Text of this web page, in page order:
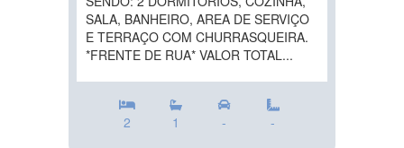
SALA, BANHEIRO, AREA DE SERVIÇO
E TERRAÇO COM CHURRASQUEIRA.
*FRENTE DE RUA* VALOR TOTAL...
2 1 - -